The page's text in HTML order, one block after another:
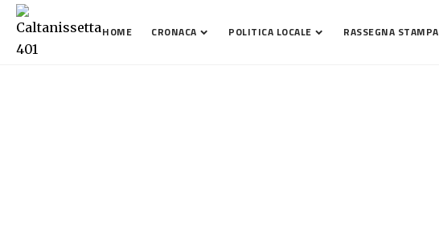
HOME CRONACA POLITICA LOCALE RASSEGNA STAMPA